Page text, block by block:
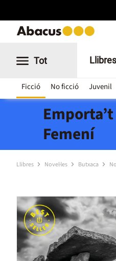
Tot Llibres
Ficció No ficció Juvenil
Femení
Llibres Novel·les Butxaca